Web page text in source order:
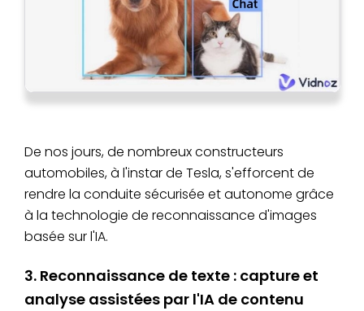
De nos jours, de nombreux constructeurs
automobiles, à l'instar de Tesla, s'efforcent de
rendre la conduite sécurisée et autonome grâce
à la technologie de reconnaissance d'images
basée sur l'IA.
3. Reconnaissance de texte : capture et
analyse assistées par l'IA de contenu